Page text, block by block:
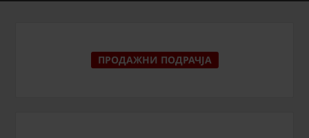
ПРОДАЖНИ ПОДРАЧЈА